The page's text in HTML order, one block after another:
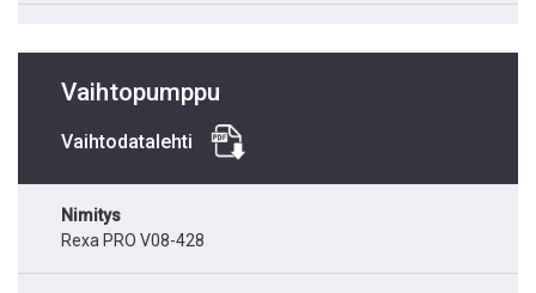
Vaihtopumppu
Vaihtodatalehti
Nimitys
Rexa PRO V08-428